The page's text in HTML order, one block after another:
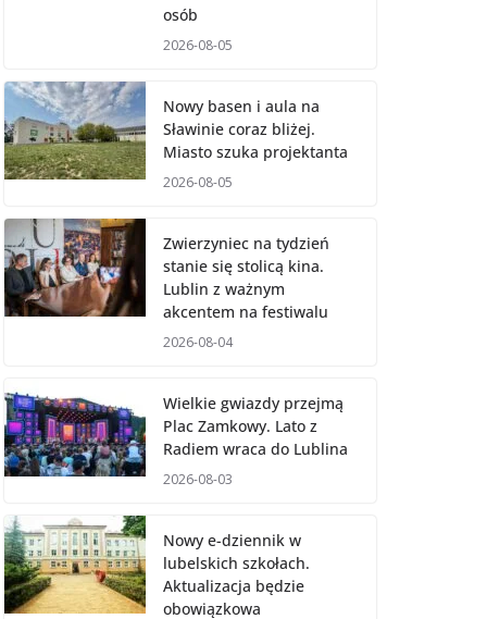
osób
2026-08-05
Nowy basen i aula na
Sławinie coraz bliżej.
Miasto szuka projektanta
2026-08-05
Zwierzyniec na tydzień
stanie się stolicą kina.
Lublin z ważnym
akcentem na festiwalu
2026-08-04
Wielkie gwiazdy przejmą
Plac Zamkowy. Lato z
Radiem wraca do Lublina
2026-08-03
Nowy e-dziennik w
lubelskich szkołach.
Aktualizacja będzie
obowiązkowa